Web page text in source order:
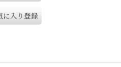
に入り登録